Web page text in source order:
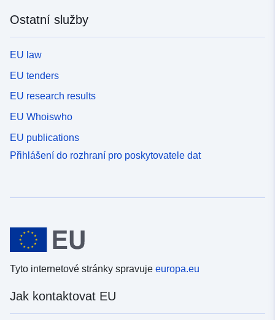
Ostatní služby
EU law
EU tenders
EU research results
EU Whoiswho
EU publications
Přihlášení do rozhraní pro poskytovatele dat
Tyto internetové stránky spravuje europa.eu
Jak kontaktovat EU